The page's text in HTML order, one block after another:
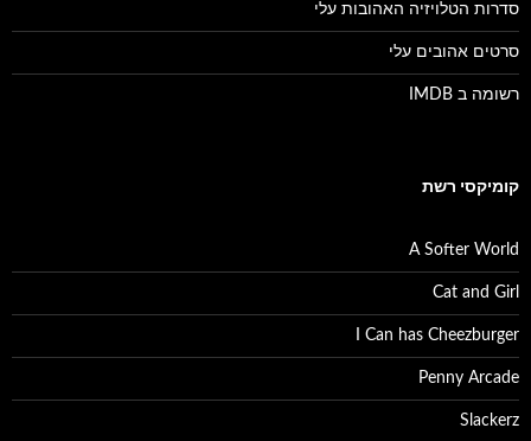
סדרות הטלויזיה האהובות עלי
סרטים אהובים עלי
רשומה ב IMDB
קומיקסי רשת
A Softer World
Cat and Girl
I Can has Cheezburger
Penny Arcade
Slackerz